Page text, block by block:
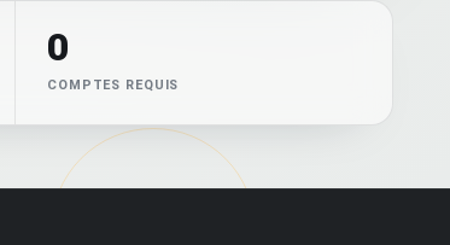
0
COMPTES REQUIS